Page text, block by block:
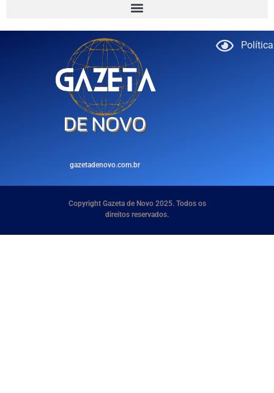
gazetadenovo.com.br
Copyright Gazeta de Novo 2025. Todos os
direitos reservados.